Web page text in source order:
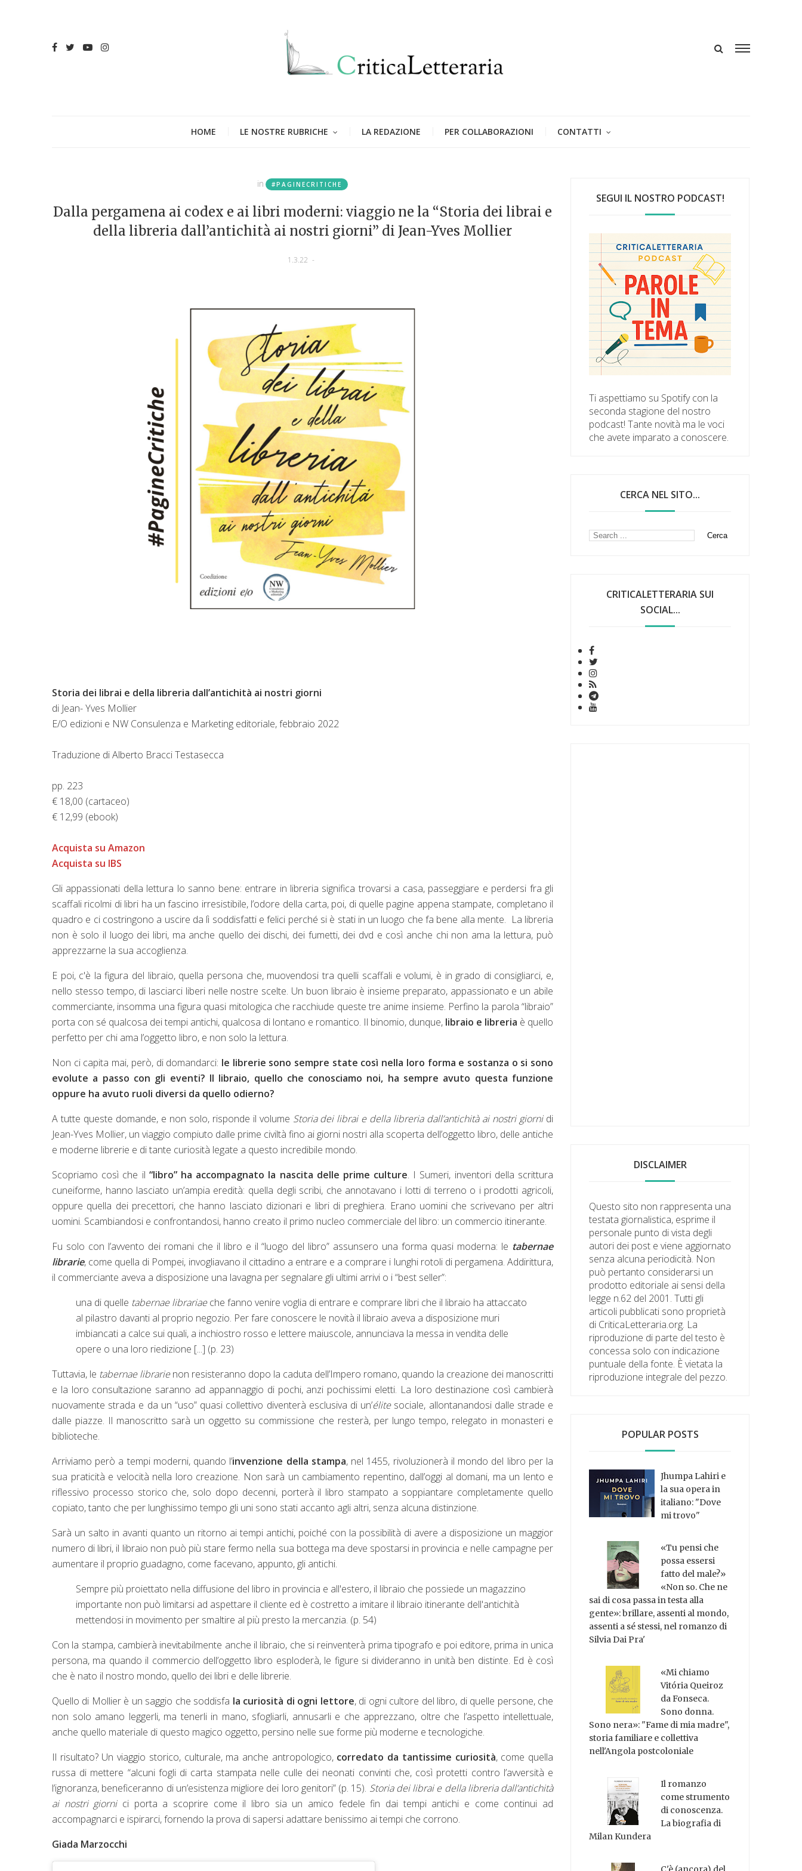
HOME LE NOSTRE RUBRICHE LA REDAZIONE PER COLLABORAZIONI CONTATTI
in #PAGINECRITICHE
Dalla pergamena ai codex e ai libri moderni: viaggio ne la “Storia dei librai e
della libreria dall’antichità ai nostri giorni” di Jean-Yves Mollier
1.3.22 -
Storia dei librai e della libreria dall’antichità ai nostri giorni
di Jean- Yves Mollier
E/O edizioni e NW Consulenza e Marketing editoriale, febbraio 2022
Traduzione di Alberto Bracci Testasecca
pp. 223
€ 18,00 (cartaceo)
€ 12,99 (ebook)
Acquista su Amazon
Acquista su IBS
Gli appassionati della lettura lo sanno bene: entrare in libreria significa trovarsi a casa, passeggiare e perdersi fra gli
scaffali ricolmi di libri ha un fascino irresistibile, l’odore della carta, poi, di quelle pagine appena stampate, completano il
quadro e ci costringono a uscire da lì soddisfatti e felici perché si è stati in un luogo che fa bene alla mente. La libreria
non è solo il luogo dei libri, ma anche quello dei dischi, dei fumetti, dei dvd e così anche chi non ama la lettura, può
apprezzarne la sua accoglienza.
E poi, c'è la figura del libraio, quella persona che, muovendosi tra quelli scaffali e volumi, è in grado di consigliarci, e,
nello stesso tempo, di lasciarci liberi nelle nostre scelte. Un buon libraio è insieme preparato, appassionato e un abile
commerciante, insomma una figura quasi mitologica che racchiude queste tre anime insieme. Perfino la parola “libraio”
porta con sé qualcosa dei tempi antichi, qualcosa di lontano e romantico. Il binomio, dunque, libraio e libreria è quello
perfetto per chi ama l’oggetto libro, e non solo la lettura.
Non ci capita mai, però, di domandarci: le librerie sono sempre state così nella loro forma e sostanza o si sono
evolute a passo con gli eventi? Il libraio, quello che conosciamo noi, ha sempre avuto questa funzione
oppure ha avuto ruoli diversi da quello odierno?
A tutte queste domande, e non solo, risponde il volume Storia dei librai e della libreria dall’antichità ai nostri giornidi
Jean-Yves Mollier, un viaggio compiuto dalle prime civiltà fino ai giorni nostri alla scoperta dell’oggetto libro, delle antiche
e moderne librerie e di tante curiosità legate a questo incredibile mondo.
Scopriamo così che il “libro” ha accompagnato la nascita delle prime culture. I Sumeri, inventori della scrittura
cuneiforme, hanno lasciato un’ampia eredità: quella degli scribi, che annotavano i lotti di terreno o i prodotti agricoli,
oppure quella dei precettori, che hanno lasciato dizionari e libri di preghiera. Erano uomini che scrivevano per altri
uomini. Scambiandosi e confrontandosi, hanno creato il primo nucleo commerciale del libro: un commercio itinerante.
Fu solo con l’avvento dei romani che il libro e il “luogo del libro” assunsero una forma quasi moderna: le tabernae
librarie, come quella di Pompei, invogliavano il cittadino a entrare e a comprare i lunghi rotoli di pergamena. Addirittura,
il commerciante aveva a disposizione una lavagna per segnalare gli ultimi arrivi o i “best seller”:
una di quelle tabernae librariaeche fanno venire voglia di entrare e comprare libri che il libraio ha attaccato
al pilastro davanti al proprio negozio. Per fare conoscere le novità il libraio aveva a disposizione muri
imbiancati a calce sui quali, a inchiostro rosso e lettere maiuscole, annunciava la messa in vendita delle
opere o una loro riedizione [...] (p. 23)
Tuttavia, le tabernae librarienon resisteranno dopo la caduta dell’Impero romano, quando la creazione dei manoscritti
e la loro consultazione saranno ad appannaggio di pochi, anzi pochissimi eletti. La loro destinazione così cambierà
nuovamente strada e da un “uso” quasi collettivo diventerà esclusiva di un’élite sociale, allontanandosi dalle strade e
dalle piazze. Il manoscritto sarà un oggetto su commissione che resterà, per lungo tempo, relegato in monasteri e
biblioteche.
Arriviamo però a tempi moderni, quando l’invenzione della stampa, nel 1455, rivoluzionerà il mondo del libro per la
sua praticità e velocità nella loro creazione. Non sarà un cambiamento repentino, dall’oggi al domani, ma un lento e
riflessivo processo storico che, solo dopo decenni, porterà il libro stampato a soppiantare completamente quello
copiato, tanto che per lunghissimo tempo gli uni sono stati accanto agli altri, senza alcuna distinzione.
Sarà un salto in avanti quanto un ritorno ai tempi antichi, poiché con la possibilità di avere a disposizione un maggior
numero di libri, il libraio non può più stare fermo nella sua bottega ma deve spostarsi in provincia e nelle campagne per
aumentare il proprio guadagno, come facevano, appunto, gli antichi.
Sempre più proiettato nella diffusione del libro in provincia e all'estero, il libraio che possiede un magazzino
importante non può limitarsi ad aspettare il cliente ed è costretto a imitare il libraio itinerante dell'antichità
mettendosi in movimento per smaltire al più presto la mercanzia. (p. 54)
Con la stampa, cambierà inevitabilmente anche il libraio, che si reinventerà prima tipografo e poi editore, prima in unica
persona, ma quando il commercio dell’oggetto libro esploderà, le figure si divideranno in unità ben distinte. Ed è così
che è nato il nostro mondo, quello dei libri e delle librerie.
Quello di Mollier è un saggio che soddisfa la curiosità di ogni lettore, di ogni cultore del libro, di quelle persone, che
non solo amano leggerli, ma tenerli in mano, sfogliarli, annusarli e che apprezzano, oltre che l’aspetto intellettuale,
anche quello materiale di questo magico oggetto, persino nelle sue forme più moderne e tecnologiche.
Il risultato? Un viaggio storico, culturale, ma anche antropologico, corredato da tantissime curiosità, come quella
russa di mettere “alcuni fogli di carta stampata nelle culle dei neonati convinti che, così protetti contro l’avversità e
l’ignoranza, beneficeranno di un’esistenza migliore dei loro genitori” (p. 15). Storia dei librai e della libreria dall’antichità
ai nostri giornici porta a scoprire come il libro sia un amico fedele fin dai tempi antichi e come continui ad
accompagnarci e ispirarci, fornendo la prova di sapersi adattare benissimo ai tempi che corrono.
Giada Marzocchi
SEGUI IL NOSTRO PODCAST!
Ti aspettiamo su Spotify con la
seconda stagione del nostro
podcast! Tante novità ma le voci
che avete imparato a conoscere.
CERCA NEL SITO...
CRITICALETTERARIA SUI
SOCIAL...
DISCLAIMER
Questo sito non rappresenta una
testata giornalistica, esprime il
personale punto di vista degli
autori dei post e viene aggiornato
senza alcuna periodicità. Non
può pertanto considerarsi un
prodotto editoriale ai sensi della
legge n.62 del 2001. Tutti gli
articoli pubblicati sono proprietà
di CriticaLetteraria.org. La
riproduzione di parte del testo è
concessa solo con indicazione
puntuale della fonte. È vietata la
riproduzione integrale del pezzo.
POPULAR POSTS
Jhumpa Lahiri e
la sua opera in
italiano: "Dove
mi trovo"
«Tu pensi che
possa essersi
fatto del male?»
«Non so. Che ne
sai di cosa passa in testa alla
gente»: brillare, assenti al mondo,
assenti a sé stessi, nel romanzo di
Silvia Dai Pra'
«Mi chiamo
Vitória Queiroz
da Fonseca.
Sono donna.
Sono nera»: "Fame di mia madre",
storia familiare e collettiva
nell'Angola postcoloniale
Il romanzo
come strumento
di conoscenza.
La biografia di
Milan Kundera